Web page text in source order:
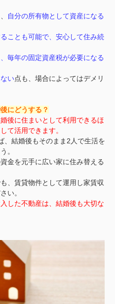
自分の所有物として資産になる
ことも可能で、安心して住み続
毎年の固定資産税が必要になる
い点も、場合によってはデメリ
にどうする？
後に住まいとして利用できるほ
て活用できます。
、結婚後もそのまま2人で生活を
。
金を元手に広い家に住み替える
、賃貸物件として運用し家賃収
い。
した不動産は、結婚後も大切な